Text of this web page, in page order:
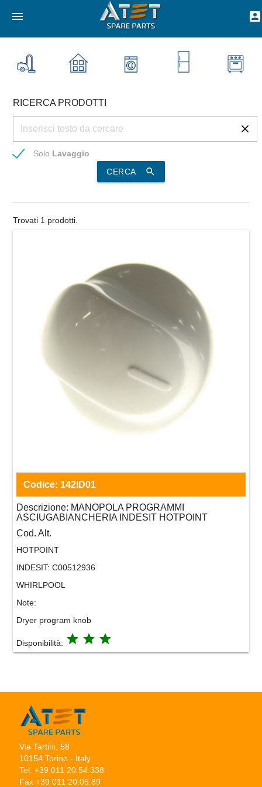
menu account_box
RICERCA PRODOTTI
Solo Lavaggio
CERCA
search
Trovati 1 prodotti.
Codice: 142ID01
Descrizione: MANOPOLA PROGRAMMI
ASCIUGABIANCHERIA INDESIT HOTPOINT
Cod. Alt.
HOTPOINT
INDESIT: C00512936
WHIRLPOOL
Note:
Dryer program knob
Disponibilità: grade grade grade
Via Tartini, 58
10154 Torino - Italy
Tel. +39 011 20.54.338
Fax +39 011 20.05.89